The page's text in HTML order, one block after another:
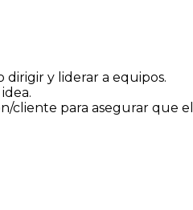
y liderar a equipos.
cliente para asegurar que el